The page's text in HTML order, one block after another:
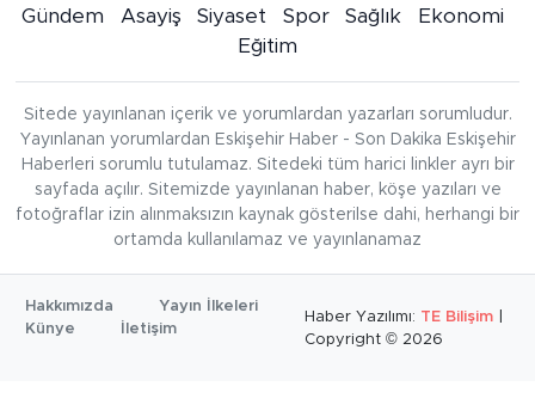
Gündem Asayiş Siyaset Spor Sağlık
Ekonomi
Eğitim
Sitede yayınlanan içerik ve yorumlardan yazarları sorumludur.
Yayınlanan yorumlardan Eskişehir Haber - Son Dakika Eskişehir
Haberleri sorumlu tutulamaz. Sitedeki tüm harici linkler ayrı bir
sayfada açılır. Sitemizde yayınlanan haber, köşe yazıları ve
fotoğraflar izin alınmaksızın kaynak gösterilse dahi, herhangi bir
ortamda kullanılamaz ve yayınlanamaz
Hakkımızda
Yayın İlkeleri
Künye
İletişim
Haber Yazılımı: TE Bilişim
Copyright © 2026